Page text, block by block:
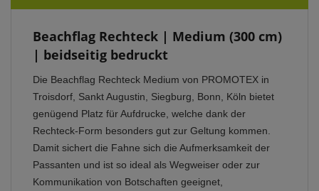
Beachflag Rechteck | Medium (300 cm)
| beidseitig bedruckt
Die Beachflag Rechteck Medium von PROMOTEX in
Troisdorf, Sankt Augustin, Siegburg, Bonn, Köln bietet
genügend Platz für Aufdrucke, welche dank der
Rechteck-Form besonders gut zur Geltung kommen.
Damit sichert die Fahne sich die Aufmerksamkeit der
Passanten und ist so ideal als Wegweiser oder zur
Kommunikation von Botschaften geeignet,